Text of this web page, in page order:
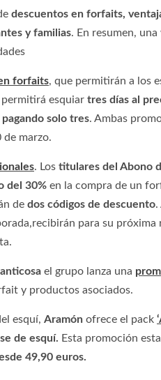
descuentos en forfaits,
y familias. En resumen,
forfaits, que permitirán a los
permitirá esquiar tres días al
solo tres. Ambas
marzo.
. Los titulares del Abono
del 30% en la compra de un
de dos códigos de descuento.
para su próxima
el grupo lanza una
y productos asociados.
esquí, Aramón ofrece el pack
de esquí. Esta promoción
49,90 euros.